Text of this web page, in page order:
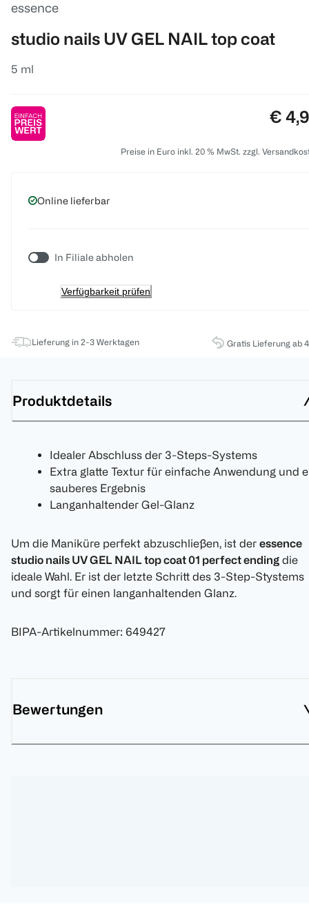
essence
studio nails UV GEL NAIL top coat
5 ml
€
Preise in Euro inkl. 20 % MwSt. zzgl.
Online lieferbar
In Filiale abholen
Verfügbarkeit prüfen
Lieferung in 2-3 Werktagen Gratis Lieferung ab
Produktdetails
Idealer Abschluss der 3-Steps-Systems
Extra glatte Textur für einfache Anwendung und
sauberes Ergebnis
Langanhaltender Gel-Glanz
Um die Maniküre perfekt abzuschließen, ist der essence
studio nails UV GEL NAIL top coat 01 perfect ending die
ideale Wahl. Er ist der letzte Schritt des 3-Step-Stystems
und sorgt für einen langanhaltenden Glanz.
BIPA-Artikelnummer: 649427
Bewertungen